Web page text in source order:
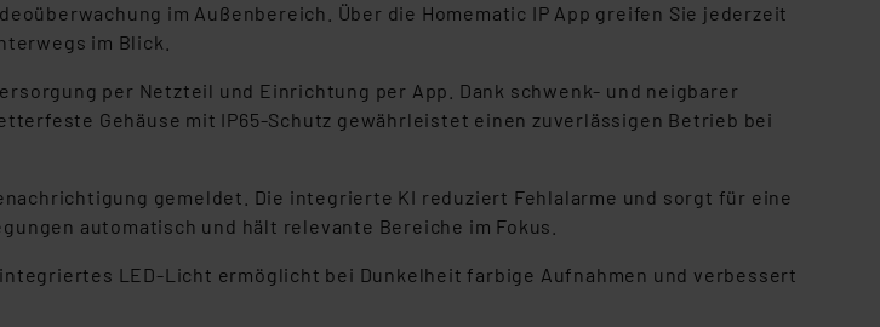
im Außenbereich. Über die Homematic IP App greifen Sie jederzeit
im Blick.
per Netzteil und Einrichtung per App. Dank schwenk- und neigbarer
Gehäuse mit IP65-Schutz gewährleistet einen zuverlässigen Betrieb bei
gemeldet. Die integrierte KI reduziert Fehlalarme und sorgt für eine
automatisch und hält relevante Bereiche im Fokus.
LED-Licht ermöglicht bei Dunkelheit farbige Aufnahmen und verbessert